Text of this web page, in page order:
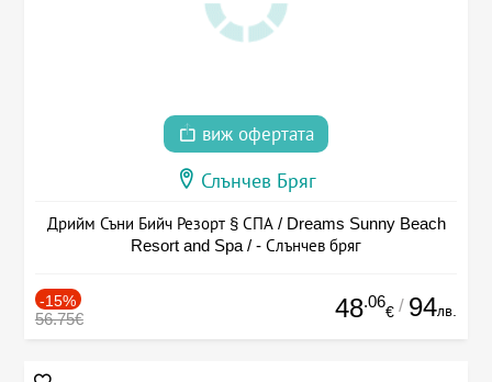
виж офертата
Слънчев Бряг
Дрийм Съни Бийч Резорт § СПА / Dreams Sunny Beach
Resort and Spa / - Слънчев бряг
-15%
56.75€ 48.06
€ / 94лв.